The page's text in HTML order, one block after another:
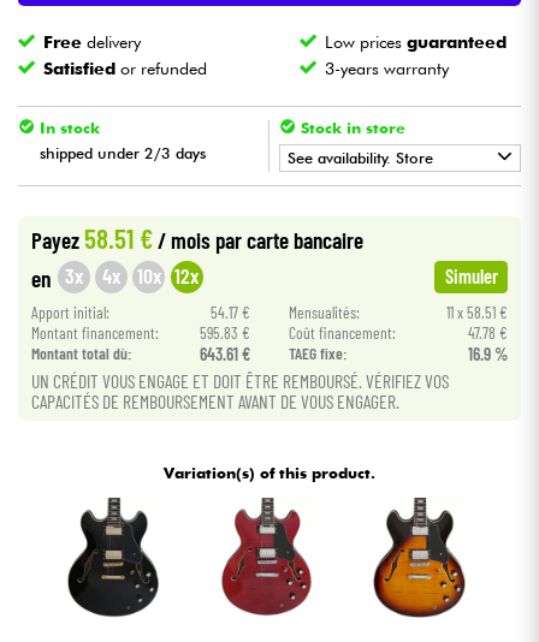
Violins & Quartet
Cables & Access.
HiFi
Bundle
Free delivery Low pricesguaranteed
Satisfied or refunded 3-years warranty
In stock
shipped under 2/3 days
Stock in store
See availability. Store
Payez58.51 €/ mois par carte bancaire
en 3x 4x 10x 12x Simuler
Apport initial: 54.17 € Mensualités:
11 x 58.51 €
Montant financement:
595.83 € Coût financement:
47.78 €
Montant total dù:
643.61 € TAEG fixe: 16.9 %
UN CRÉDIT VOUS ENGAGE ET DOIT ÊTRE REMBOURSÉ. VÉRIFIEZ VOS
CAPACITÉS DE REMBOURSEMENT AVANT DE VOUS ENGAGER.
Variation(s) of this product.